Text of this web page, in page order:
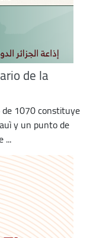
de la
1070 constituye
y un punto de
...